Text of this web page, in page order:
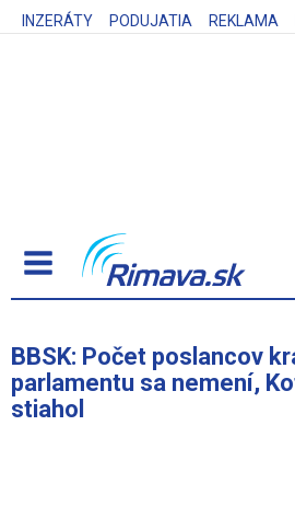
INZERÁTY PODUJATIA REKLAMA
BBSK: Počet poslancov
parlamentu sa nemení,
stiahol